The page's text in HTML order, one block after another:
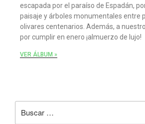
escapada por el paraíso de Espadán,
paisaje y árboles monumentales entre
olivares centenarios. Además, a
por cumplir en enero ¡almuerzo de lujo!
VER ÁLBUM »